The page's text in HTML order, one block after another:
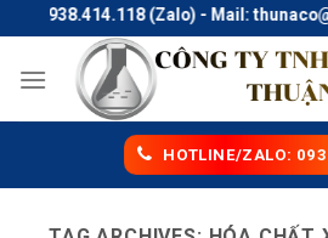
to
content
0938.414.118 (Zalo) - Mail:
HOTLINE/ZALO: